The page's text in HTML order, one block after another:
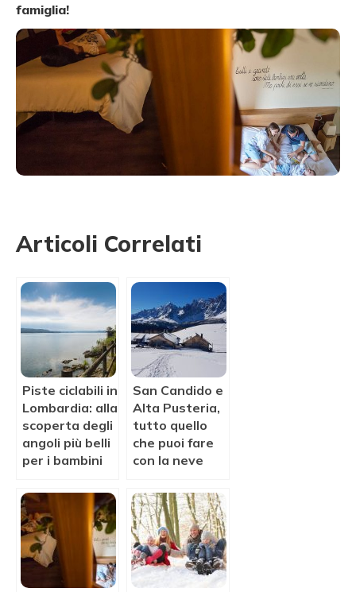
famiglia!
Articoli Correlati
Piste ciclabili in
Lombardia: alla
scoperta degli
angoli più belli
per i bambini
San Candido e
Alta Pusteria,
tutto quello
che puoi fare
con la neve